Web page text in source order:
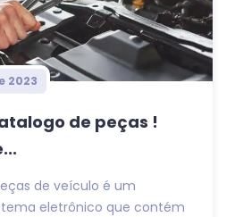
2023
de peças !
de veículo é um
eletrônico que contém